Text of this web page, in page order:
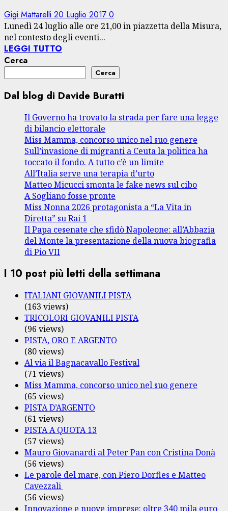
Gigi Mattarelli 20 Luglio 2017 0
Lunedì 24 luglio alle ore 21,00 in piazzetta della Misura,
nel contesto degli eventi...
LEGGI TUTTO
Cerca
Cerca
Dal blog di Davide Buratti
Il Governo ha trovato la strada per fare una legge
di bilancio elettorale
Miss Mamma, concorso unico nel suo genere
Sull’invasione di migranti a Ceuta la politica ha
toccato il fondo. A tutto c’è un limite
All’Italia serve una terapia d’urto
Matteo Micucci smonta le fake news sul cibo
A Sogliano fosse pronte
Miss Nonna 2026 protagonista a “La Vita in
Diretta” su Rai 1
Il Papa cesenate che sfidò Napoleone: all’Abbazia
del Monte la presentazione della nuova biografia
di Pio VII
I 10 post più letti della settimana
ITALIANI GIOVANILI PISTA
(163 views)
TRICOLORI GIOVANILI PISTA
(96 views)
PISTA, ORO E ARGENTO
(80 views)
Al via il Bagnacavallo Festival
(71 views)
Miss Mamma, concorso unico nel suo genere
(65 views)
PISTA D’ARGENTO
(61 views)
PISTA A QUOTA 13
(57 views)
Mauro Giovanardi al Peter Pan con Cristina Donà
(56 views)
Le parole del mare, con Piero Dorfles e Matteo
Cavezzali
(56 views)
Innovazione e nuove imprese: oltre 340 mila euro